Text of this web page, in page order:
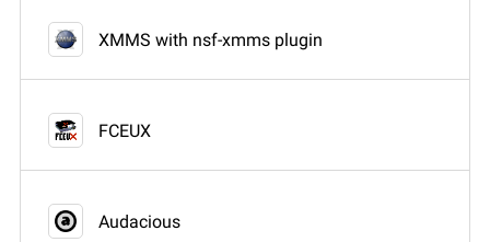
XMMS with nsf-xmms plugin
FCEUX
Audacious